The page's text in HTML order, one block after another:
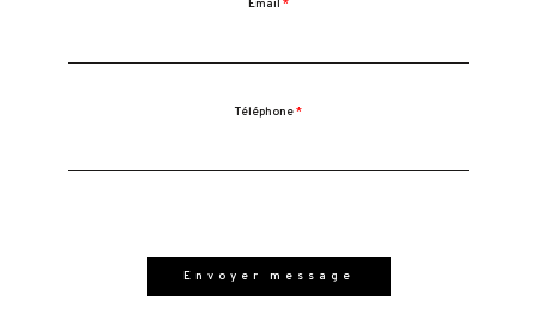
Email
Téléphone